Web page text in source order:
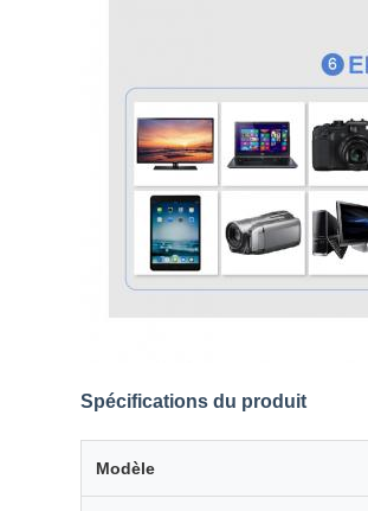
Spécifications du produit
Modèle